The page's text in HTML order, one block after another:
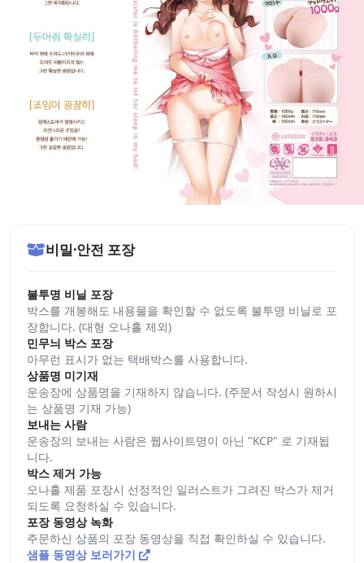
비밀·안전 포장
불투명 비닐 포장
박스를 개봉해도 내용물을 확인할 수 없도록 불투명 비닐로 포
장합니다. (대형 오나홀 제외)
민무늬 박스 포장
아무런 표시가 없는 택배박스를 사용합니다.
상품명 미기재
운송장에 상품명을 기재하지 않습니다. (주문서 작성시 원하시
는 상품명 기재 가능)
보내는 사람
운송장의 보내는 사람은 웹사이트명이 아닌 "KCP" 로 기재됩
니다.
박스 제거 가능
오나홀 제품 포장시 선정적인 일러스트가 그려진 박스가 제거
되도록 요청하실 수 있습니다.
포장 동영상 녹화
주문하신 상품의 포장 동영상을 직접 확인하실 수 있습니다.
샘플 동영상 보러가기